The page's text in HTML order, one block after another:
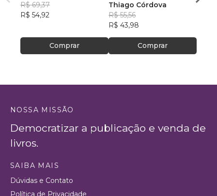
R$ 69,37
R$ 54,92
Comprar
Thiago Córdova
R$ 55,56
R$ 43,98
Comprar
R$
NOSSA MISSÃO
Democratizar a publicação e venda de
livros.
SAIBA MAIS
Dúvidas e Contato
Política de Privacidade